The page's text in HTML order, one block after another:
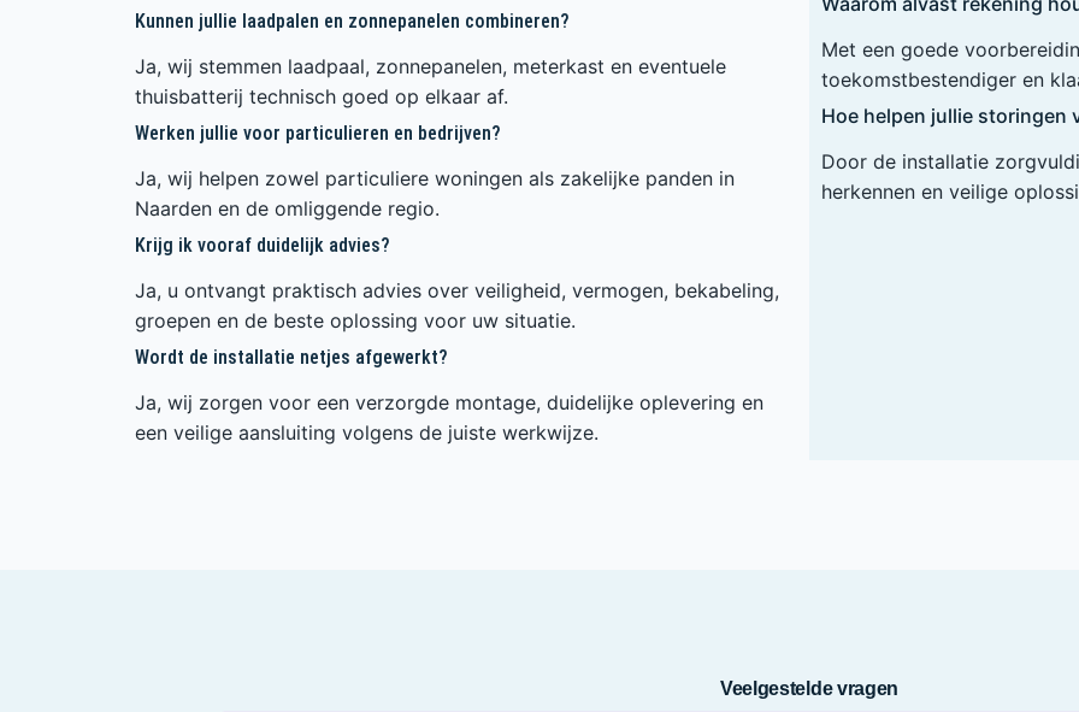
Kunnen jullie laadpalen en zonnepanelen combineren?
Ja, wij stemmen laadpaal, zonnepanelen, meterkast en eventuele
thuisbatterij technisch goed op elkaar af.
Werken jullie voor particulieren en bedrijven?
Ja, wij helpen zowel particuliere woningen als zakelijke panden in
Naarden en de omliggende regio.
Krijg ik vooraf duidelijk advies?
Ja, u ontvangt praktisch advies over veiligheid, vermogen, bekabeling,
groepen en de beste oplossing voor uw situatie.
Wordt de installatie netjes afgewerkt?
Ja, wij zorgen voor een verzorgde montage, duidelijke oplevering en
een veilige aansluiting volgens de juiste werkwijze.
Met een goede
toekomstbestendiger en
Hoe helpen jullie storingen
Door de installatie
herkennen en veilige
Veelgestelde vragen